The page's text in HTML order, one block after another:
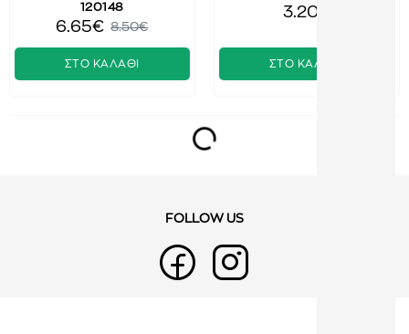
120148
6.65€ 8.50€
ΣΤΟ ΚΑΛΑΘΙ
3.20€
ΣΤΟ ΚΑΛΑΘΙ
FOLLOW US